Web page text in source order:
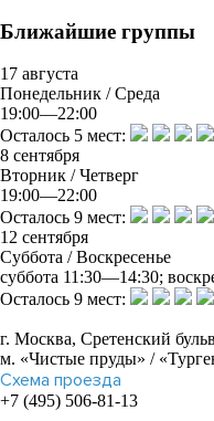
1
Практикующий психолог и
2
Окончил с красным
психолого-педагогический
«педагог-психолог».
3
Обучался на курсах
тренинга Елены
и психодрама-терапевт».
4
Более 10 лет тренерской
консультаций в бизнес-
5
Тренер компаний Сбер,
Читать подробнее
Григорий Южаков
Ближайшие группы
17 августа
Понедельник / Среда
19:00—22:00
Осталось 5 мест:
8 сентября
Вторник / Четверг
19:00—22:00
Осталось 9 мест:
12 сентября
Суббота / Воскресенье
суббота 11:30—14:30;
Осталось 9 мест:
г. Москва, Сретенский
м. «Чистые пруды» /
Схема проезда
+7 (495) 506-81-13